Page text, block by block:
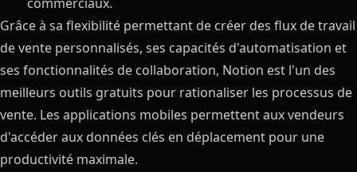
Grâce à sa flexibilité permettant de créer des flux de travail
de vente personnalisés, ses capacités d'automatisation et
ses fonctionnalités de collaboration, Notion est l'un des
meilleurs outils gratuits pour rationaliser les processus de
vente. Les applications mobiles permettent aux vendeurs
d'accéder aux données clés en déplacement pour une
productivité maximale.